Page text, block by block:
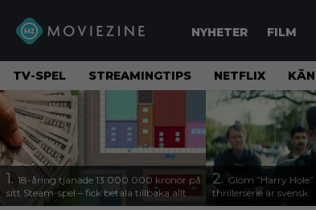
NYHETER FILM
TV-SPEL STREAMINGTIPS NETFLIX
1. 18-åring tjänade 13 000 000 kronor på
sitt Steam-spel – fick betala tillbaka allt
2. Glöm ”Harry
thrillerserie är svensk